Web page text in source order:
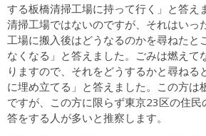
する板橋清掃工場に持って行く」と答え
清掃工場ではないのですが、それはいっ
工場に搬入後はどうなるのかを尋ねたと
なくなる」と答えました。ごみは燃えて
りますので、それをどうするかと尋ねる
に埋め立てる」と答えました。この方は
ですが、この方に限らず東京23区の住民
答をする人が多いと推察します。